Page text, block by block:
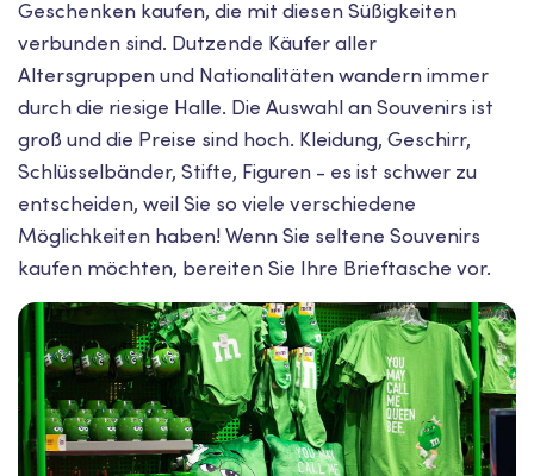
Geschenken kaufen, die mit diesen Süßigkeiten
verbunden sind. Dutzende Käufer aller
Altersgruppen und Nationalitäten wandern immer
durch die riesige Halle. Die Auswahl an Souvenirs ist
groß und die Preise sind hoch. Kleidung, Geschirr,
Schlüsselbänder, Stifte, Figuren - es ist schwer zu
entscheiden, weil Sie so viele verschiedene
Möglichkeiten haben! Wenn Sie seltene Souvenirs
kaufen möchten, bereiten Sie Ihre Brieftasche vor.